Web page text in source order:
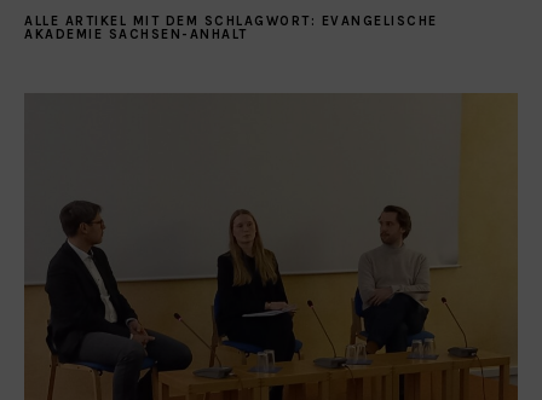
ALLE ARTIKEL MIT DEM SCHLAGWORT:
EVANGELISCHE
AKADEMIE SACHSEN-ANHALT